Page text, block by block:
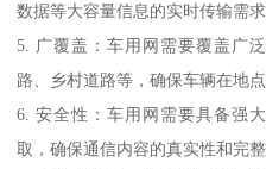
数据等大容量信息的实时传输需求
5. 广覆盖：车用网需要覆盖广
路、乡村道路等，确保车辆在地点
6. 安全性：车用网需要具备强
取，确保通信内容的真实性和完整